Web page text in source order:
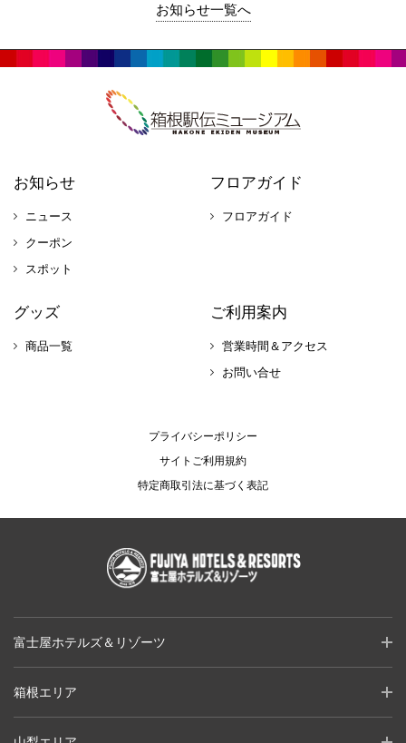
お知らせ一覧へ
お知らせ
ニュース
クーポン
スポット
フロアガイド
フロアガイド
グッズ
商品一覧
ご利用案内
営業時間＆アクセス
お問い合せ
プライバシーポリシー
サイトご利用規約
特定商取引法に基づく表記
富士屋ホテルズ＆リゾーツ
箱根エリア